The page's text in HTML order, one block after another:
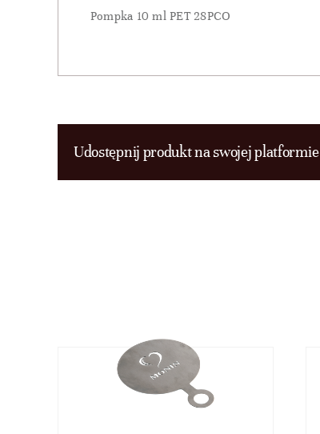
Pompka 10 ml PET 28PCO
Udostępnij produkt na swojej platformie